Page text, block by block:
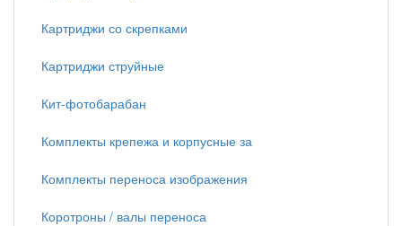
Картриджи со скрепками
Картриджи струйные
Кит-фотобарабан
Комплекты крепежа и корпусные за
Комплекты переноса изображения
Коротроны / валы переноса